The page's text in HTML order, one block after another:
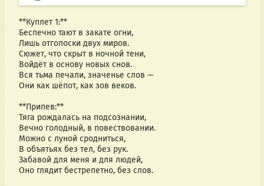
**Куплет 1:**
Беспечно тают в закате огни,
Лишь отголоски двух миров.
Сюжет, что скрыт в ночной тени,
Войдёт в основу новых снов.
Вся тьма печали, значенье слов —
Они как шёпот, как зов веков.
**Припев:**
Тяга рождалась на подсознании,
Вечно голодный, в повествовании.
Можно с луной сродниться,
В объятьях без тел, без рук.
Забавой для меня и для людей,
Оно глядит бестрепетно, без слов.